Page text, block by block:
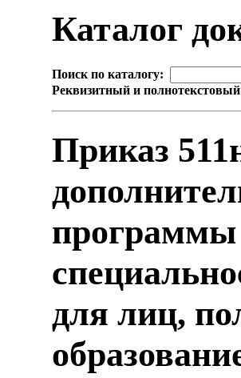
Каталог
Поиск по каталогу:
Реквизитный и
Приказ
для лиц,